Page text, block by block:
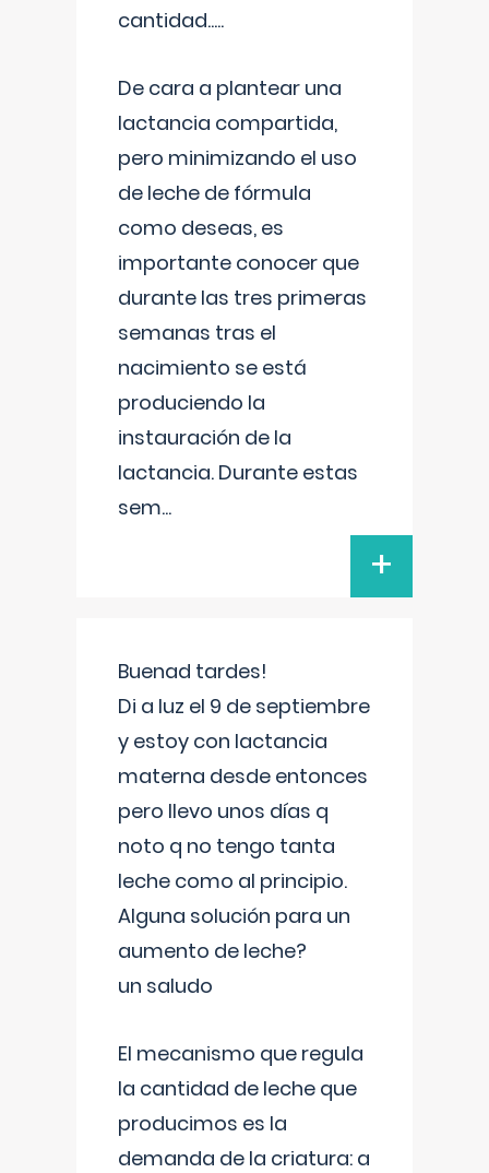
cantidad.....
De cara a plantear una
lactancia compartida,
pero minimizando el uso
de leche de fórmula
como deseas, es
importante conocer que
durante las tres primeras
semanas tras el
nacimiento se está
produciendo la
instauración de la
lactancia. Durante estas
sem...
+
Buenad tardes!
Di a luz el 9 de septiembre
y estoy con lactancia
materna desde entonces
pero llevo unos días q
noto q no tengo tanta
leche como al principio.
Alguna solución para un
aumento de leche?
un saludo
El mecanismo que regula
la cantidad de leche que
producimos es la
demanda de la criatura: a